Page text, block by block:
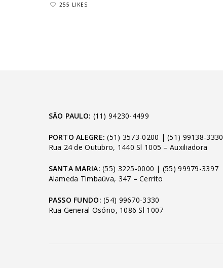
255 LIKES
SÃO PAULO: (11) 94230-4499
PORTO ALEGRE: (51) 3573-0200 |(51) 99138-3330
Rua 24 de Outubro, 1440 Sl 1005 – Auxiliadora
SANTA MARIA: (55) 3225-0000 | (55) 99979-3397
Alameda Timbaúva, 347 – Cerrito
PASSO FUNDO: (54) 99670-3330
Rua General Osório, 1086 Sl 1007